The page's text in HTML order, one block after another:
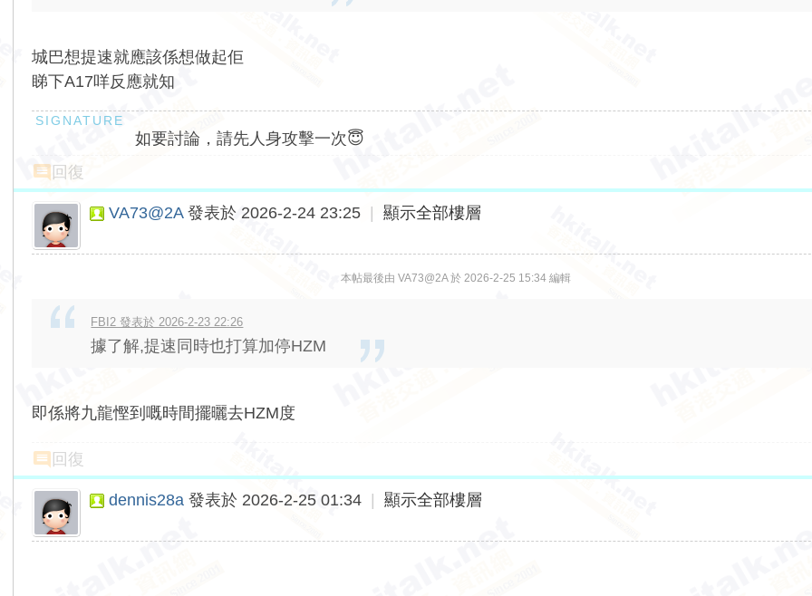
城巴想提速就應該係想做起佢
睇下A17咩反應就知
如要討論，請先人身攻擊一次😇
回復
VA73@2A 發表於 2026-2-24 23:25 顯示全部樓層
本帖最後由 VA73@2A 於 2026-2-25 15:34 編輯
FBI2 發表於 2026-2-23 22:26
據了解,提速同時也打算加停HZM
即係將九龍慳到嘅時間擺曬去HZM度
回復
dennis28a 發表於 2026-2-25 01:34 顯示全部樓層